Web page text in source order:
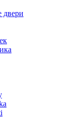
двери